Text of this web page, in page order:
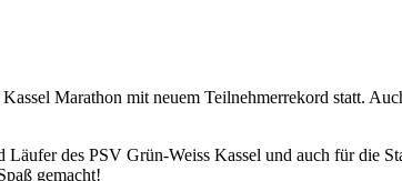
Marathon mit neuem Teilnehmerrekord statt.
des PSV Grün-Weiss Kassel und auch für die
gemacht!